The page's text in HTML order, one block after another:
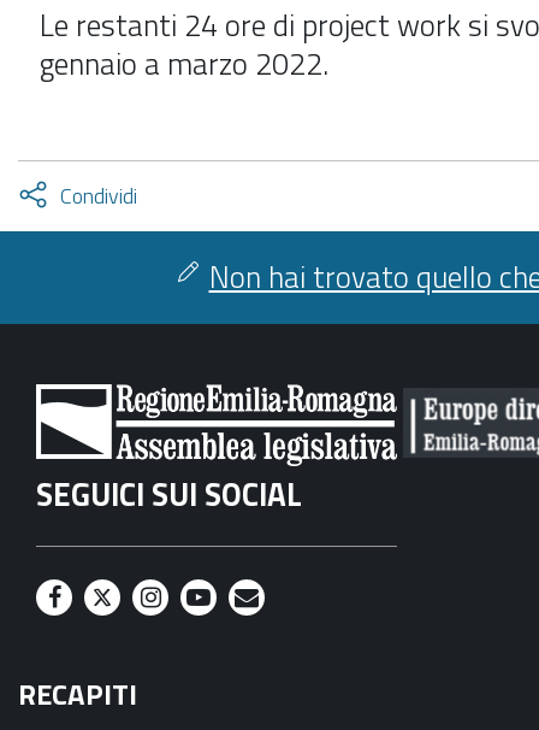
Le restanti 24 ore di project work si
gennaio a marzo 2022.
Condividi
facebook
twitter
Attiva
condividi
Non hai trovato quello
SEGUICI SUI SOCIAL
F
c
T
i
I
Y
M
RECAPITI